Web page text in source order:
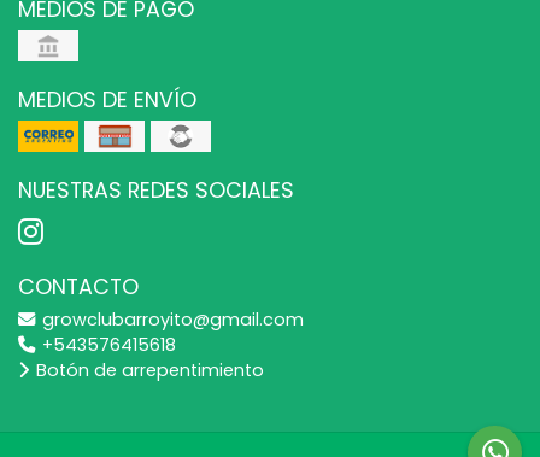
MEDIOS DE PAGO
MEDIOS DE ENVÍO
NUESTRAS REDES SOCIALES
CONTACTO
growclubarroyito@gmail.com
+543576415618
Botón de arrepentimiento